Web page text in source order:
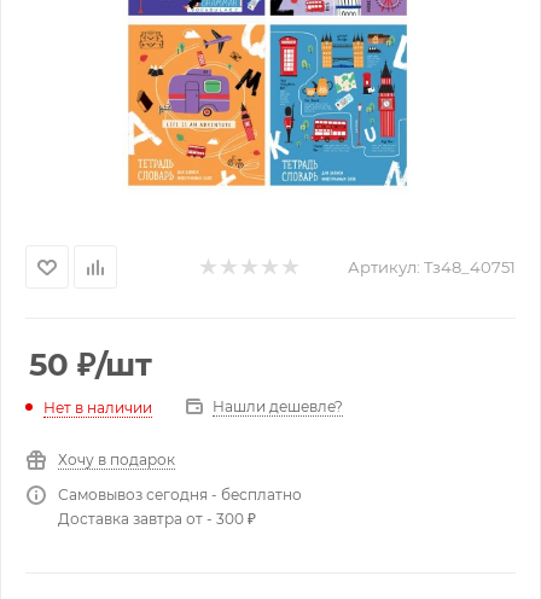
Артикул: Тз48_40751
50 ₽/шт
Нет в наличии Нашли дешевле?
Хочу в подарок
Самовывоз сегодня - бесплатно
Доставка завтра от - 300 ₽